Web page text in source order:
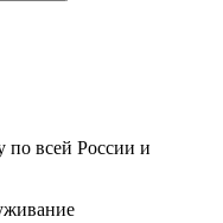
по всей России и